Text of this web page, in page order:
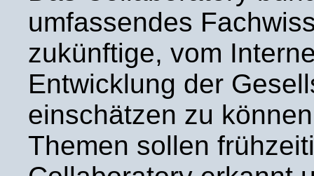
umfassendes
zukünftige, vom
Entwicklung der
einschätzen zu
Themen sollen